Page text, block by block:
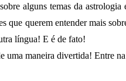
alguns temas da
que querem entender mais
língua! E é de fato!
uma maneira divertida! Entre